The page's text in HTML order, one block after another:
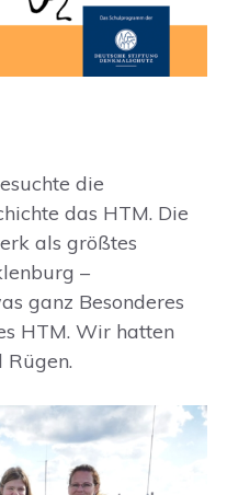
die
das HTM. Die
als größtes
–
ganz Besonderes
HTM. Wir hatten
Rügen.